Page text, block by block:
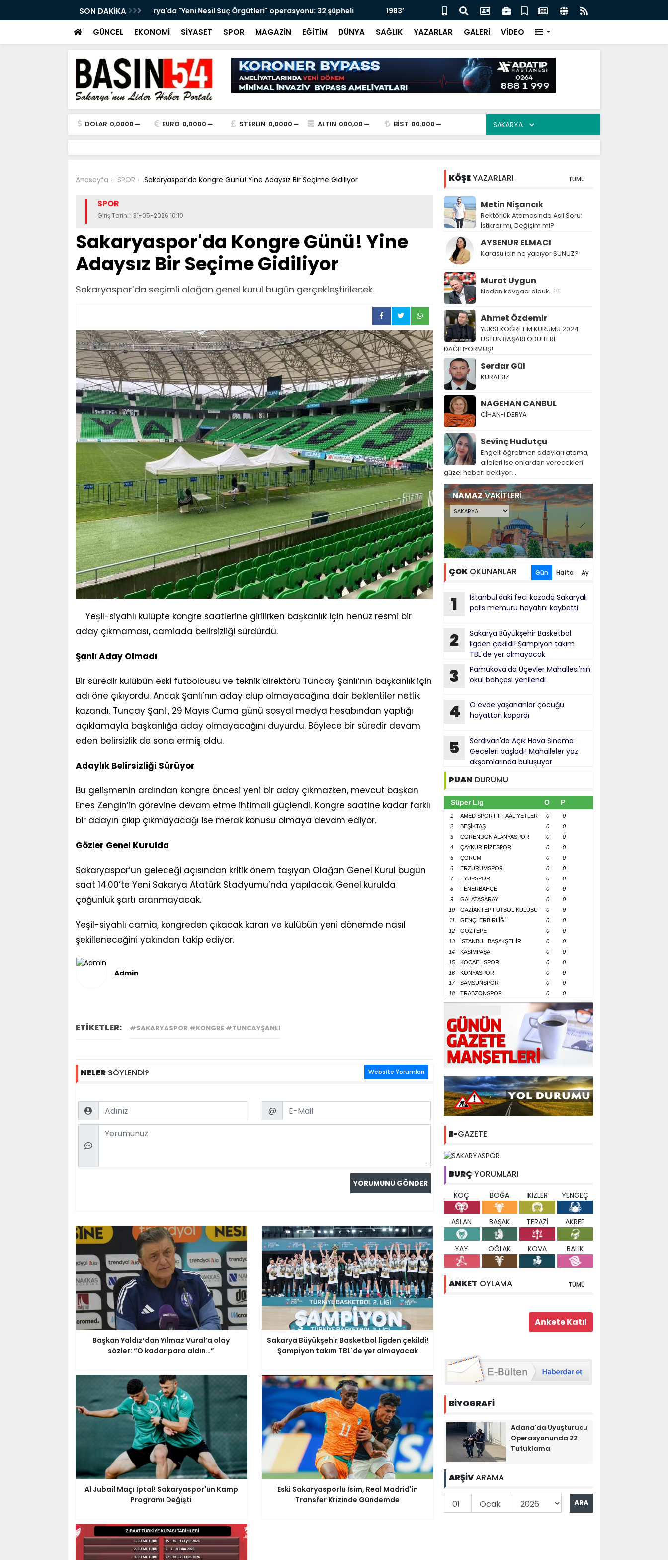
SON DAKİKA
operasyonu: 32 şüpheli
1983’te Sakarya’dan Meclis’e gitmişti: ANAP’ın kurucu ismi Nihat
Akpak hayatını kaybetti
AFAD Sakarya’da Bekir Şen’e veda: Yeni görevi öncesi personelle
helalleşti
GÜNCEL EKONOMİ SİYASET SPOR MAGAZİN EĞİTİM DÜNYA SAĞLIK YAZARLAR GALERİ VİDEO
DOLAR 0,0000 EURO 0,0000 STERLIN 0,0000 ALTIN 000,00 BİST 00.000
Anasayfa SPOR Sakaryaspor'da Kongre Günü! Yine Adaysız Bir Seçime Gidiliyor
SPOR
Giriş Tarihi : 31-05-2026 10:10
Sakaryaspor'da Kongre Günü! Yine
Adaysız Bir Seçime Gidiliyor
Sakaryaspor’da seçimli olağan genel kurul bugün gerçekleştirilecek.
Yeşil-siyahlı kulüpte kongre saatlerine girilirken başkanlık için henüz resmi bir
aday çıkmaması, camiada belirsizliği sürdürdü.
Şanlı Aday Olmadı
Bir süredir kulübün eski futbolcusu ve teknik direktörü Tuncay Şanlı’nın başkanlık için
adı öne çıkıyordu. Ancak Şanlı’nın aday olup olmayacağına dair beklentiler netlik
kazandı. Tuncay Şanlı, 29 Mayıs Cuma günü sosyal medya hesabından yaptığı
açıklamayla başkanlığa aday olmayacağını duyurdu. Böylece bir süredir devam
eden belirsizlik de sona ermiş oldu.
Adaylık Belirsizliği Sürüyor
Bu gelişmenin ardından kongre öncesi yeni bir aday çıkmazken, mevcut başkan
Enes Zengin’in görevine devam etme ihtimali güçlendi. Kongre saatine kadar farklı
bir adayın çıkıp çıkmayacağı ise merak konusu olmaya devam ediyor.
Gözler Genel Kurulda
Sakaryaspor’un geleceği açısından kritik önem taşıyan Olağan Genel Kurul bugün
saat 14.00’te Yeni Sakarya Atatürk Stadyumu’nda yapılacak. Genel kurulda
çoğunluk şartı aranmayacak.
Yeşil-siyahlı camia, kongreden çıkacak kararı ve kulübün yeni dönemde nasıl
şekilleneceğini yakından takip ediyor.
Admin
ETİKETLER: #SAKARYASPOR #KONGRE #TUNCAYŞANLI
NELERSÖYLENDİ? Website Yorumları
Name Email
@
Comment
Başkan Yaldız’dan Yılmaz Vural’a olay
sözler: “O kadar para aldın…”
Sakarya Büyükşehir Basketbol ligden çekildi!
Şampiyon takım TBL'de yer almayacak
Al Jubail Maçı İptal! Sakaryaspor'un Kamp
Programı Değişti
Eski Sakaryasporlu İsim, Real Madrid'in
Transfer Krizinde Gündemde
KÖŞEYAZARLARI TÜMÜ
Metin Nişancık
Rektörlük Atamasında Asıl Soru:
İstikrar mı, Değişim mi?
AYSENUR ELMACI
Karasu için ne yapıyor SUNUZ?
Murat Uygun
Neden kavgacı olduk…!!!
Ahmet Özdemir
YÜKSEKÖĞRETİM KURUMU 2024
ÜSTÜN BAŞARI ÖDÜLLERİ
DAĞITIYORMUŞ!
Serdar Gül
KURALSIZ
NAGEHAN CANBUL
CİHAN-I DERYA
Sevinç Hudutçu
Engelli öğretmen adayları atama,
aileleri ise onlardan verecekleri
güzel haberi bekliyor...
NAMAZVAKİTLERİ
ÇOKOKUNANLAR Gün Hafta Ay
1
İstanbul'daki feci kazada Sakaryalı
polis memuru hayatını kaybetti
2
Sakarya Büyükşehir Basketbol
ligden çekildi! Şampiyon takım
TBL'de yer almayacak
3
Pamukova'da Üçevler Mahallesi'nin
okul bahçesi yenilendi
4
O evde yaşananlar çocuğu
hayattan kopardı
5
Serdivan'da Açık Hava Sinema
Geceleri başladı! Mahalleler yaz
akşamlarında buluşuyor
PUAN DURUMU
Süper Lig O P
1 AMED SPORTİF FAALİYETLER 0
0
2
BEŞİKTAŞ 0
0
3
CORENDON ALANYASPOR 0
0
4
ÇAYKUR RİZESPOR 0
0
5
ÇORUM 0
0
6
ERZURUMSPOR 0
0
7
EYÜPSPOR 0
0
8
FENERBAHÇE 0
0
9
GALATASARAY 0
0
10
GAZİANTEP FUTBOL KULÜBÜ 0
0
11
GENÇLERBİRLİĞİ 0
0
12
GÖZTEPE 0
0
13
İSTANBUL BAŞAKŞEHİR 0
0
14
KASIMPAŞA 0
0
15
KOCAELİSPOR 0
0
16
KONYASPOR 0
0
17
SAMSUNSPOR 0
0
18
TRABZONSPOR 0 0
E-GAZETE
BURÇ YORUMLARI
KOÇ BOĞA İKİZLER YENGEÇ
ASLAN BAŞAK TERAZİ AKREP
YAY OĞLAK KOVA BALIK
ANKET OYLAMA TÜMÜ
BİYOGRAFİ
Adana'da Uyuşturucu
Operasyonunda 22
Tutuklama
ARŞİVARAMA